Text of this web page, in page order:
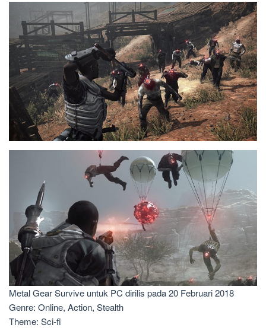
Metal Gear Survive untuk PC dirilis pada 20 Februari 2018
Genre: Online, Action, Stealth
Theme: Sci-fi